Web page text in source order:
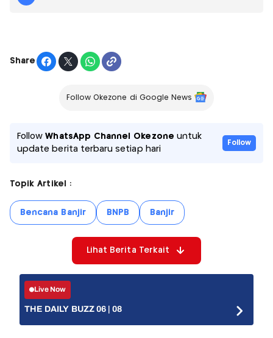
Share
Follow Okezone di Google News
FollowWhatsApp Channel Okezone untuk
update berita terbaru setiap hari
Follow
Topik Artikel :
Bencana Banjir BNPB Banjir
Lihat Berita Terkait
Live Now
THE DAILY BUZZ 06 | 08